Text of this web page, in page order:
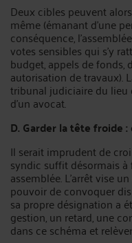
Deux cibles peuvent
même (émanant d’une
conséquence,
votes sensibles qui s’y
budget, appels de fonds,
autorisation de travaux).
tribunal judiciaire du lieu
d’un avocat.
D. Garder la tête froide
Il serait imprudent de
syndic suffit désormais
assemblée. L’arrêt vise
pouvoir de convoquer
sa propre désignation a
gestion, un retard, une
dans ce schéma et